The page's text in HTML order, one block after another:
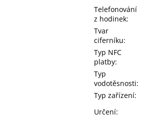
Telefonování
z hodinek:
Tvar
ciferníku:
Typ NFC
platby:
Typ
vodotěsnosti:
Typ zařízení:
Určení: